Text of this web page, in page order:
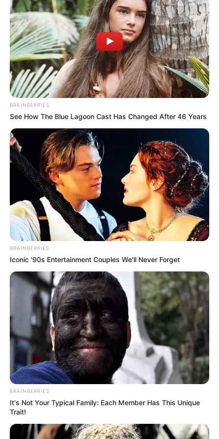
***
COMPARTIR
ALERTA BOGOTÁ EN GOOGLE NEWS
TEMAS RELACIONADOS
TOLIMA HOSPITAL CONTRALOR
MANTÉNGASE EN ALERTA
Tenemos todas las noticias que le
interesan. Para estar bien informado, por
favor, active las notificaciones de Alerta.
ACTIVAR AHORA
TEMAS DESTACADOS
SARAMPIÓN AVENIDA AMBALÁ
IBAGUÉ
PARQUE DE DIVERSIONES
ELECCIONES PRESIDENCIALES
FENÓMENO DEL NIÑO
IBAL
BRAINBERRIES
See How The Blue Lagoon Cast Has Changed After 46 Years
BRAINBERRIES
Iconic '90s Entertainment Couples We'll Never Forget
BRAINBERRIES
It's Not Your Typical Family: Each Member Has This Unique
Trait!